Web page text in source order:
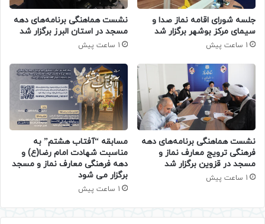
جلسه شورای اقامه نماز صدا و
سیمای مرکز بوشهر برگزار شد
1 ساعت پیش
نشست هماهنگی برنامه‌های دهه
مسجد در استان البرز برگزار شد
1 ساعت پیش
نشست هماهنگی برنامه‌های دهه
فرهنگی ترویج معارف نماز و
مسجد در قزوین برگزار شد
1 ساعت پیش
مسابقه “آفتاب هشتم” به
مناسبت شهادت امام رضا(ع) و
دهه فرهنگی معارف نماز و مسجد
برگزار می شود
1 ساعت پیش